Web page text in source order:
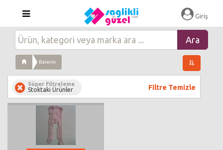
Giriş
Balerin
Süper Filtreleme
Stoktaki Ürünler Filtre Temizle